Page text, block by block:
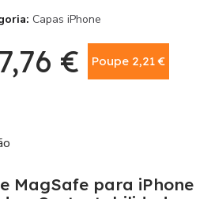
Capas iPhone
€ Poupe 2,21 €
MagSafe para iPhone